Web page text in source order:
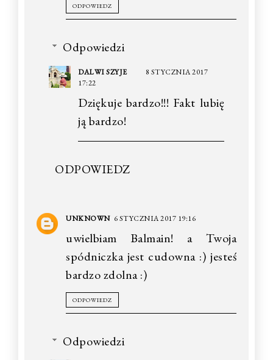
ODPOWIEDZ
Odpowiedzi
DALWI SZYJE
8 STYCZNIA 2017
17:22
Dziękuje bardzo!!! Fakt lubię
ją bardzo!
ODPOWIEDZ
UNKNOWN 6 STYCZNIA 2017 19:16
uwielbiam Balmain! a Twoja
spódniczka jest cudowna :) jesteś
bardzo zdolna :)
ODPOWIEDZ
Odpowiedzi